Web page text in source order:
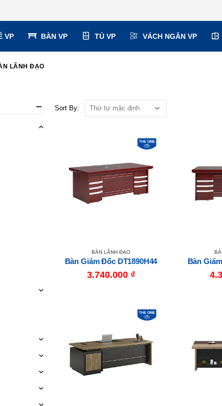
VP BÀN VP TỦ VP VÁCH NGĂN VP
LÃNH ĐẠO
Sort By:
BÀN LÃNH ĐẠO
Bàn Giám Đốc DT1890H44
3.740.000 ₫
Bàn